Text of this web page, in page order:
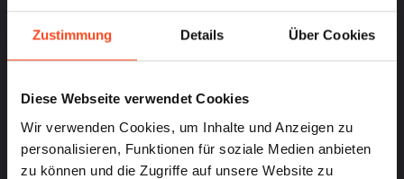
Zustimmung Details Über Cookies
Diese Webseite verwendet Cookies
Wir verwenden Cookies, um Inhalte und Anzeigen zu
personalisieren, Funktionen für soziale Medien anbieten
zu können und die Zugriffe auf unsere Website zu